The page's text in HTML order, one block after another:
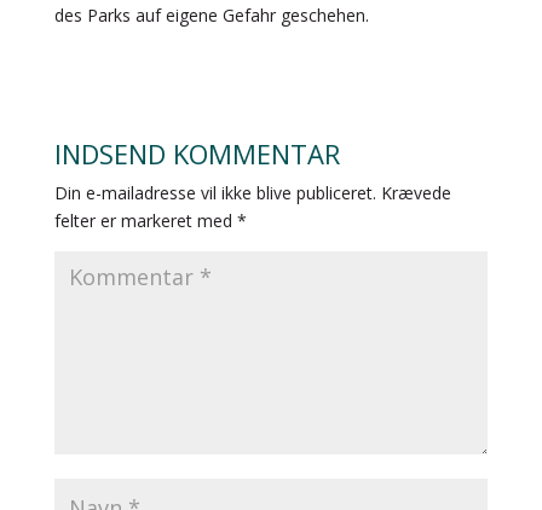
des Parks auf eigene Gefahr geschehen.
INDSEND KOMMENTAR
Din e-mailadresse vil ikke blive publiceret. Krævede
felter er markeret med *